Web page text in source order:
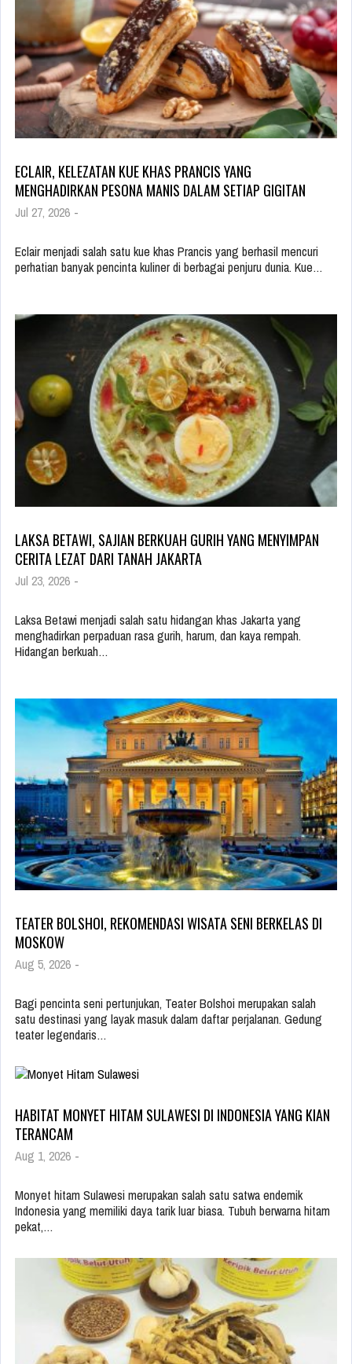
ECLAIR, KELEZATAN KUE KHAS PRANCIS YANG
MENGHADIRKAN PESONA MANIS DALAM SETIAP GIGITAN
Jul 27, 2026 -
Eclair menjadi salah satu kue khas Prancis yang berhasil mencuri
perhatian banyak pencinta kuliner di berbagai penjuru dunia. Kue…
LAKSA BETAWI, SAJIAN BERKUAH GURIH YANG MENYIMPAN
CERITA LEZAT DARI TANAH JAKARTA
Jul 23, 2026 -
Laksa Betawi menjadi salah satu hidangan khas Jakarta yang
menghadirkan perpaduan rasa gurih, harum, dan kaya rempah.
Hidangan berkuah…
TEATER BOLSHOI, REKOMENDASI WISATA SENI BERKELAS DI
MOSKOW
Aug 5, 2026 -
Bagi pencinta seni pertunjukan, Teater Bolshoi merupakan salah
satu destinasi yang layak masuk dalam daftar perjalanan. Gedung
teater legendaris…
HABITAT MONYET HITAM SULAWESI DI INDONESIA YANG KIAN
TERANCAM
Aug 1, 2026 -
Monyet hitam Sulawesi merupakan salah satu satwa endemik
Indonesia yang memiliki daya tarik luar biasa. Tubuh berwarna hitam
pekat,…